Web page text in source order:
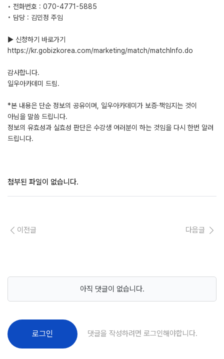
◦ 전화번호 : 070-4771-5885
◦ 담당 : 김민정 주임
▶ 신청하기 바로가기
https://kr.gobizkorea.com/marketing/match/matchInfo.do
감사합니다.
일우아카데미 드림.
*본 내용은 단순 정보의 공유이며, 일우아카데미가 보증·책임지는 것이
아님을 말씀 드립니다.
정보의 유효성과 실효성 판단은 수강생 여러분이 하는 것임을 다시 한번 알려
드립니다.
첨부된 파일이 없습니다.
이전글 다음글
아직 댓글이 없습니다.
로그인 댓글을 작성하려면 로그인해야합니다.